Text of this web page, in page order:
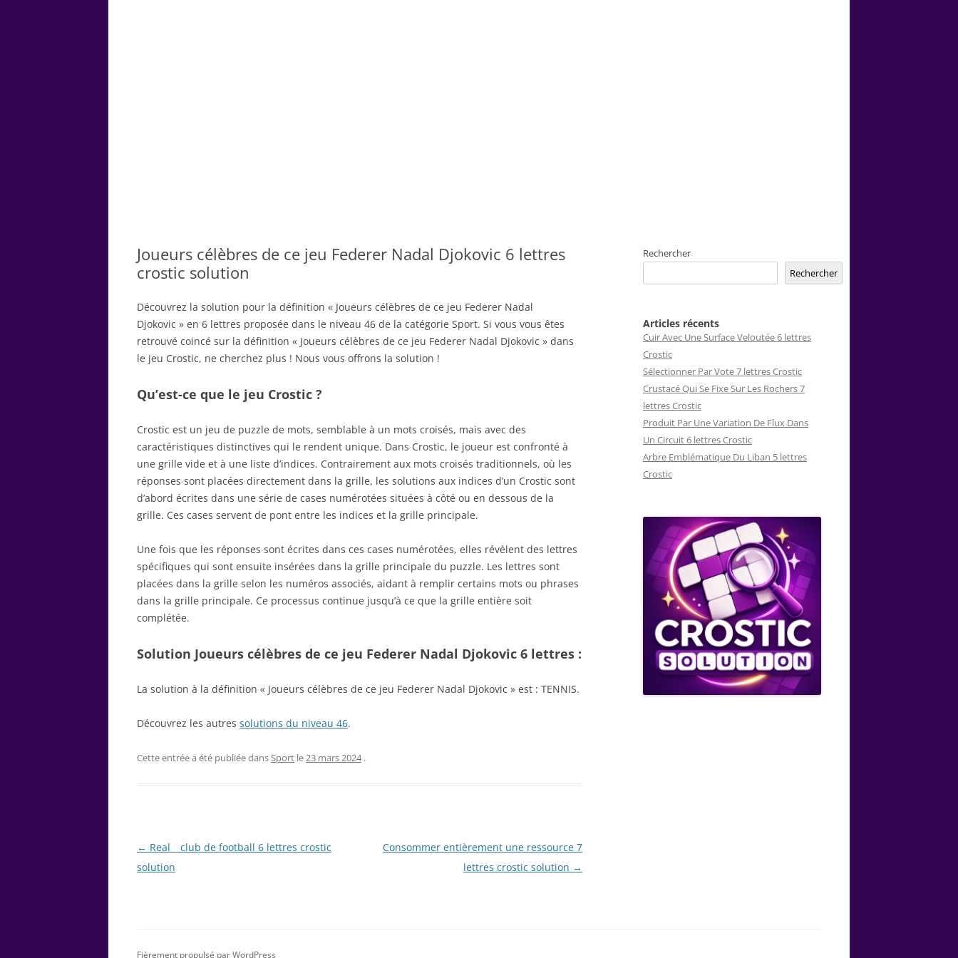
Joueurs célèbres de ce jeu Federer Nadal Djokovic 6 lettres
crostic solution
Découvrez la solution pour la définition « Joueurs célèbres de ce jeu Federer Nadal
Djokovic » en 6 lettres proposée dans le niveau 46 de la catégorie Sport. Si vous vous êtes
retrouvé coincé sur la définition « Joueurs célèbres de ce jeu Federer Nadal Djokovic » dans
le jeu Crostic, ne cherchez plus ! Nous vous offrons la solution !
Qu’est-ce que le jeu Crostic ?
Crostic est un jeu de puzzle de mots, semblable à un mots croisés, mais avec des
caractéristiques distinctives qui le rendent unique. Dans Crostic, le joueur est confronté à
une grille vide et à une liste d’indices. Contrairement aux mots croisés traditionnels, où les
réponses sont placées directement dans la grille, les solutions aux indices d’un Crostic sont
d’abord écrites dans une série de cases numérotées situées à côté ou en dessous de la
grille. Ces cases servent de pont entre les indices et la grille principale.
Une fois que les réponses sont écrites dans ces cases numérotées, elles révèlent des lettres
spécifiques qui sont ensuite insérées dans la grille principale du puzzle. Les lettres sont
placées dans la grille selon les numéros associés, aidant à remplir certains mots ou phrases
dans la grille principale. Ce processus continue jusqu’à ce que la grille entière soit
complétée.
Solution Joueurs célèbres de ce jeu Federer Nadal Djokovic 6 lettres :
La solution à la définition « Joueurs célèbres de ce jeu Federer Nadal Djokovic » est : TENNIS.
Découvrez les autres solutions du niveau 46.
Cette entrée a été publiée dansSport le23 mars 2024 .
Navigation
des
← Real _ club de football 6 lettres crostic
solution
Consommer entièrement une ressource 7
lettres crostic solution →
Rechercher
Rechercher
Articles récents
Cuir Avec Une Surface Veloutée 6 lettres
Crostic
Sélectionner Par Vote 7 lettres Crostic
Crustacé Qui Se Fixe Sur Les Rochers 7
lettres Crostic
Produit Par Une Variation De Flux Dans
Un Circuit 6 lettres Crostic
Arbre Emblématique Du Liban 5 lettres
Crostic
Fièrement propulsé par WordPress